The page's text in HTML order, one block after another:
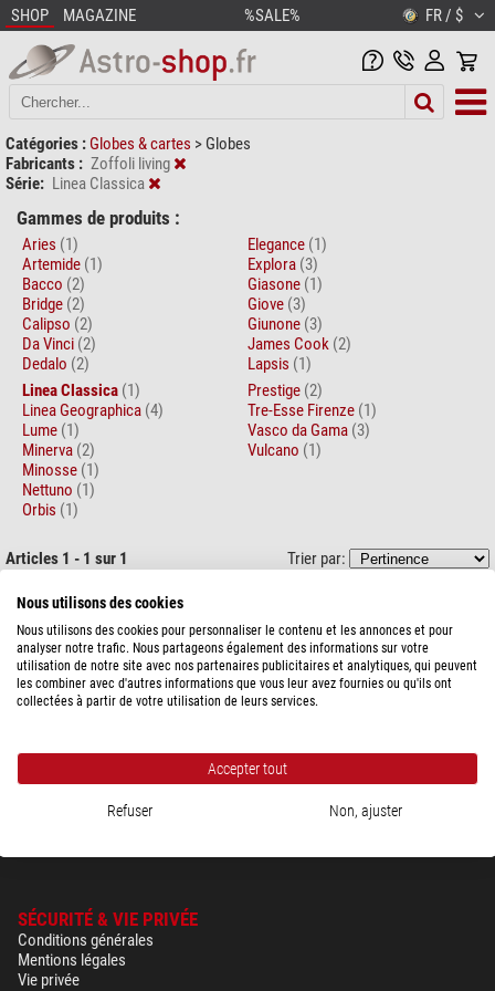
SHOP MAGAZINE %SALE% FR / $
Catégories : Globes & cartes > Globes
Fabricants : Zoffoli living
Série: Linea Classica
Gammes de produits :
Aries (1)
Artemide (1)
Bacco (2)
Bridge (2)
Calipso (2)
Da Vinci (2)
Dedalo (2)
Elegance (1)
Explora (3)
Giasone (1)
Giove (3)
Giunone (3)
James Cook (2)
Lapsis (1)
Linea Classica (1)
Linea Geographica (4)
Lume (1)
Minerva (2)
Minosse (1)
Nettuno (1)
Orbis (1)
Prestige (2)
Tre-Esse Firenze (1)
Vasco da Gama (3)
Vulcano (1)
Articles 1 - 1 sur 1 Trier par:
Globe de bar Atena 50cm
expédié sous
SÉCURITÉ & VIE PRIVÉE
Conditions générales
Mentions légales
Vie privée
Nous utilisons des cookies
Nous utilisons des cookies pour personnaliser le contenu et les annonces et pour
analyser notre trafic. Nous partageons également des informations sur votre
utilisation de notre site avec nos partenaires publicitaires et analytiques, qui peuvent
les combiner avec d'autres informations que vous leur avez fournies ou qu'ils ont
collectées à partir de votre utilisation de leurs services.
Accepter tout
Refuser Non, ajuster